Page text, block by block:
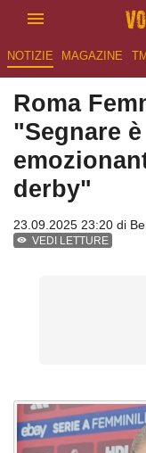
NOTIZIE MAGAZINE
Roma
"Segnare
derby"
23.09.2025 23:20 di
VEDI LETTURE